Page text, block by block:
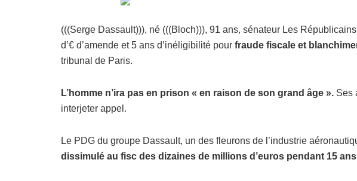
(((Serge Dassault))), né (((Bloch))), 91 ans, sénateur Les
d’€ d’amende et 5 ans d’inéligibilité pour fraude fiscale et
tribunal de Paris.
L’homme n’ira pas en prison « en raison de son grand âge ». Ses
interjeter appel.
Le PDG du groupe Dassault, un des fleurons de l’industrie
dissimulé au fisc des dizaines de millions d’euros pendant 15